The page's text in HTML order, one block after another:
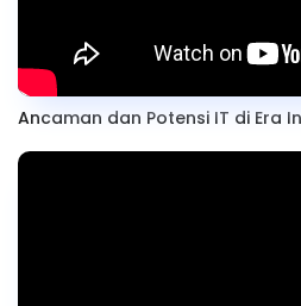
Ancaman dan Potensi IT di Era